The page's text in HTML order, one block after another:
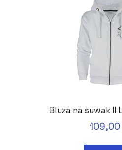
Bluza na suwak II
109,00